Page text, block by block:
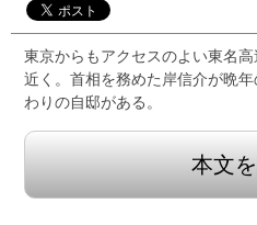
東京からもアクセスのよい東名
近く。首相を務めた岸信介が晩
わりの自邸がある。
本文